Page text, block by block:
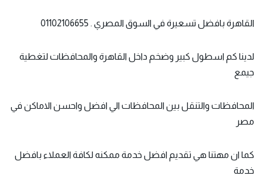
القاهرة بافضل تسعيرة في السوق المصري . 01102106655
لدينا كم اسطول كبير وضخم داخل القاهرة والمحافظات لتغطية
جيمع
المحافظات والتنقل بين المحافظات الي افضل واحسن الاماكن في
مصر
كما ان مهتنا هي تقديم افضل خدمة ممكنه لكافة العملاء بافضل
خدمة